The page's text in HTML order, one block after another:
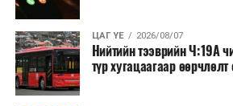
ЦАГ ҮЕ 2026/08/07
Нийтийн тээврийн Ч:19А
түр хугацаагаар өөрчлөлт